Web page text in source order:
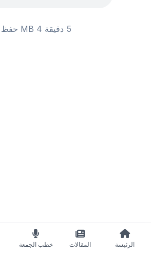
5 دقيقة 4 MB حفظ
الرئيسة المقالات خطب الجمعة